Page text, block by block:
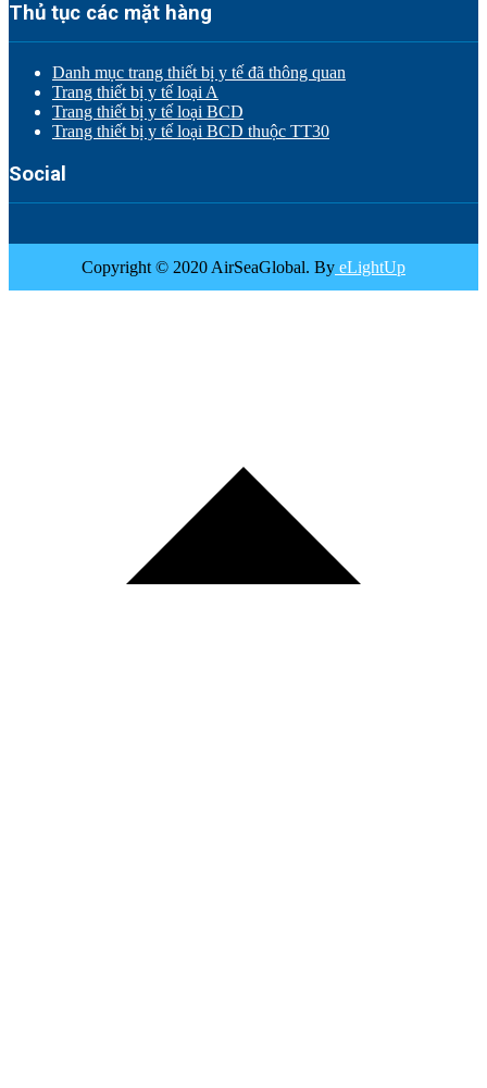
Thủ tục các mặt hàng
Danh mục trang thiết bị y tế đã thông quan
Trang thiết bị y tế loại A
Trang thiết bị y tế loại BCD
Trang thiết bị y tế loại BCD thuộc TT30
Social
Copyright © 2020 AirSeaGlobal. By eLightUp